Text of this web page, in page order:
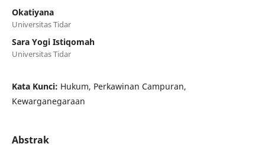
Okatiyana
Universitas Tidar
Sara Yogi Istiqomah
Universitas Tidar
Kata Kunci: Hukum, Perkawinan Campuran,
Kewarganegaraan
Abstrak